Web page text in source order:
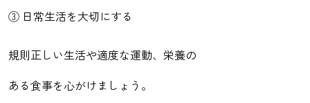
③ 日常生活を大切にする
規則正しい生活や適度な運動、栄養の
ある食事を心がけましょう。